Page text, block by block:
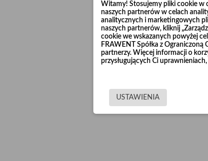
Witamy! Stosujemy pliki cookie w
naszych partnerów w celach
analitycznych i marketingowych
naszych partnerów, kliknij
cookie we wskazanych powyżej
FRAWENT Spółka z
partnerzy. Więcej informacji o
przysługujących Ci
USTAWIENIA